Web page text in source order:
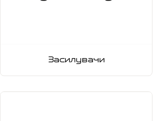
Засилувачи